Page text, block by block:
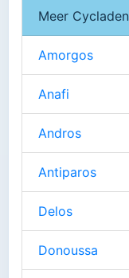
Meer Cycladen
Amorgos
Anafi
Andros
Antiparos
Delos
Donoussa